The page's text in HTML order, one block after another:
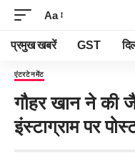
Aa
प्रमुख खबरें GST
एंटरटेनमेंट
गौहर खान ने की
इंस्टाग्राम पर